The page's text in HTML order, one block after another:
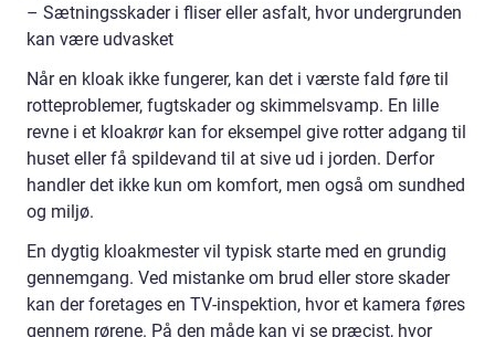
– Sætningsskader i fliser eller asfalt, hvor undergrunden
kan være udvasket
Når en kloak ikke fungerer, kan det i værste fald føre til
rotteproblemer, fugtskader og skimmelsvamp. En lille
revne i et kloakrør kan for eksempel give rotter adgang til
huset eller få spildevand til at sive ud i jorden. Derfor
handler det ikke kun om komfort, men også om sundhed
og miljø.
En dygtig kloakmester vil typisk starte med en grundig
gennemgang. Ved mistanke om brud eller store skader
kan der foretages en TV-inspektion, hvor et kamera føres
gennem rørene. På den måde kan vi se præcist, hvor